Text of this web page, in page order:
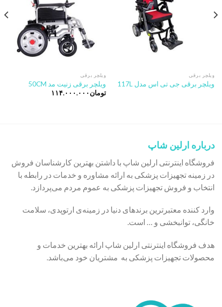
ویلچر برقی
ویلچر برقی جی تی اس مدل 117L
ویلچر برقی
ویلچر برقی زنیت مد 50CM
تومان ۱۱۴.۰۰۰.۰۰۰
درباره ارلین شاپ
فروشگاه اینترنتی ارلین شاپ با داشتن بهترین کارشناسان فروش
در زمینه تجهیزات پزشکی به ارائه مشاوره و خدمات در رابطه با
انتخاب و فروش تجهیزات پزشکی به عموم مردم می‌پردازد.
وارد کننده معتبرترین برندهای دنیا در زمینه‌ی ارتوپدی، سلامت
خانگی، توانبخشی و … است.
هدف فروشگاه اینترنتی ارلین شاپ ارائه بهترین خدمات و
محصولات تجهیزات پزشکی به مشتریان خود می‌باشد.